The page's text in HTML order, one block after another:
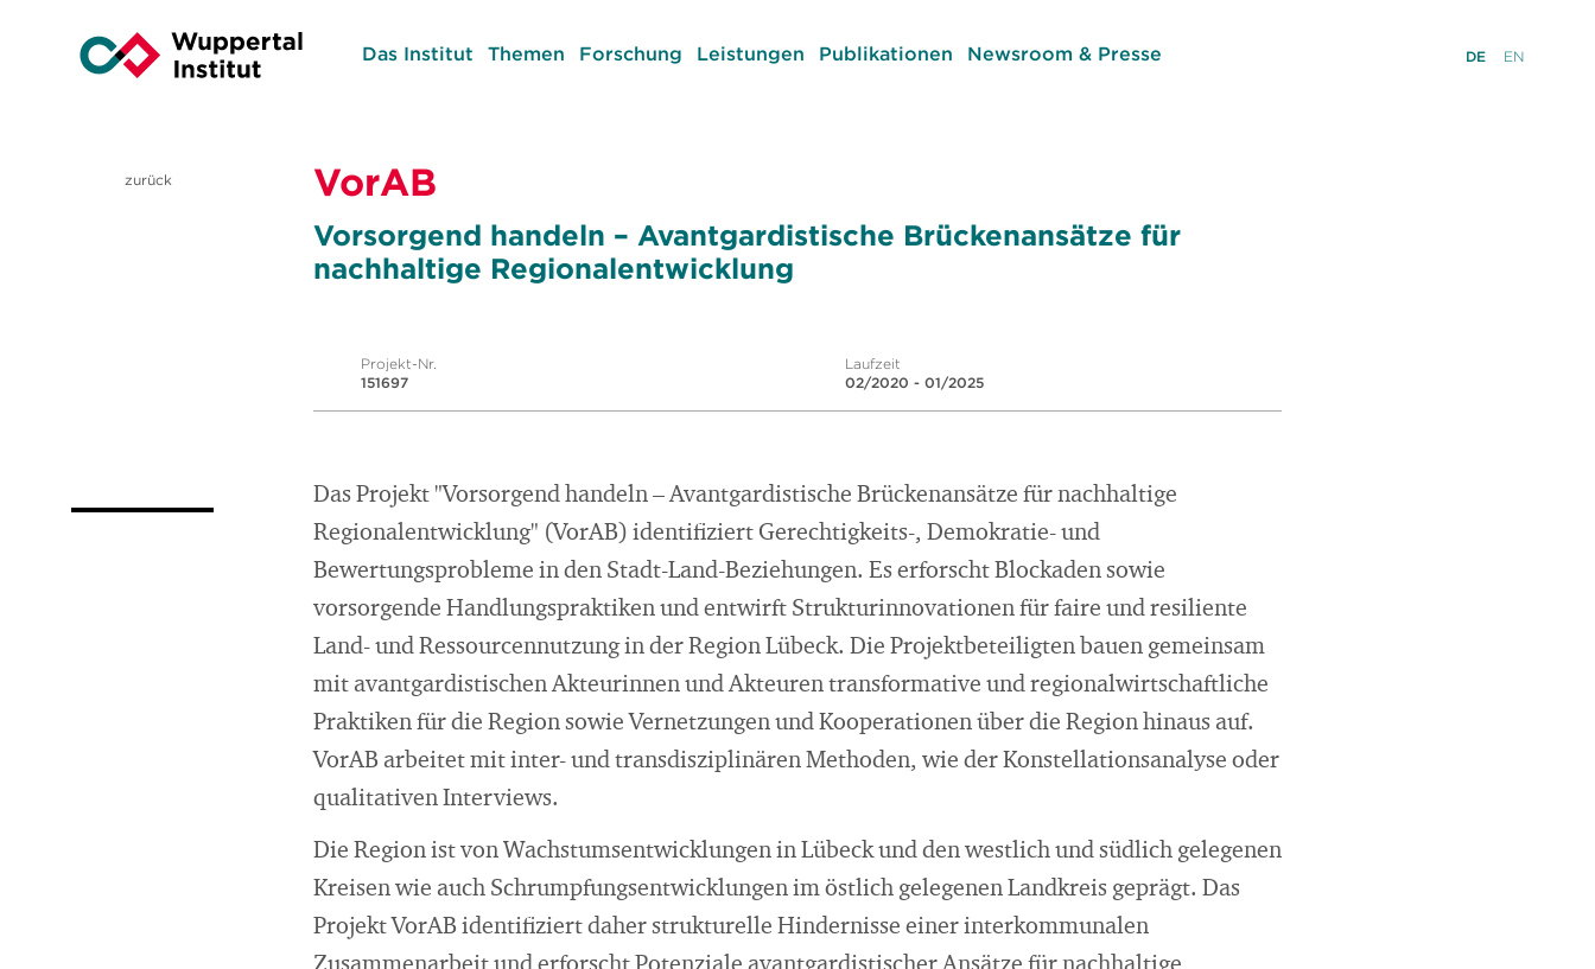
Das Institut Themen Forschung Leistungen Publikationen Newsroom & Presse DE EN
zurück VorAB
Vorsorgend handeln – Avantgardistische Brückenansätze für
nachhaltige Regionalentwicklung
Projekt-Nr.
151697
Laufzeit
02/2020 - 01/2025
Das Projekt "Vorsorgend handeln – Avantgardistische Brückenansätze für nachhaltige
Regionalentwicklung" (VorAB) identifiziert Gerechtigkeits-, Demokratie- und
Bewertungsprobleme in den Stadt-Land-Beziehungen. Es erforscht Blockaden sowie
vorsorgende Handlungspraktiken und entwirft Strukturinnovationen für faire und resiliente
Land- und Ressourcennutzung in der Region Lübeck. Die Projektbeteiligten bauen gemeinsam
mit avantgardistischen Akteurinnen und Akteuren transformative und regionalwirtschaftliche
Praktiken für die Region sowie Vernetzungen und Kooperationen über die Region hinaus auf.
VorAB arbeitet mit inter- und transdisziplinären Methoden, wie der Konstellationsanalyse oder
qualitativen Interviews.
Die Region ist von Wachstumsentwicklungen in Lübeck und den westlich und südlich gelegenen
Kreisen wie auch Schrumpfungsentwicklungen im östlich gelegenen Landkreis geprägt. Das
Projekt VorAB identifiziert daher strukturelle Hindernisse einer interkommunalen